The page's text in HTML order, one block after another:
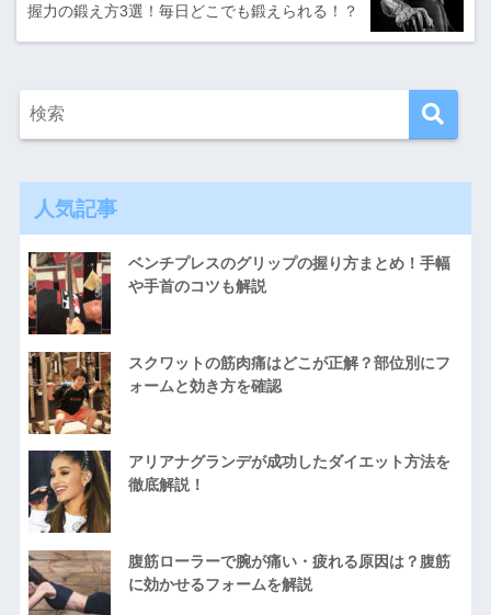
握力の鍛え方3選！毎日どこでも鍛えられる！？
人気記事
ベンチプレスのグリップの握り方まとめ！手幅
や手首のコツも解説
スクワットの筋肉痛はどこが正解？部位別にフ
ォームと効き方を確認
アリアナグランデが成功したダイエット方法を
徹底解説！
腹筋ローラーで腕が痛い・疲れる原因は？腹筋
に効かせるフォームを解説